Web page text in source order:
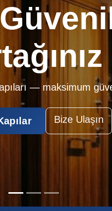
uygun şık iç kapılar
İç Kapılar